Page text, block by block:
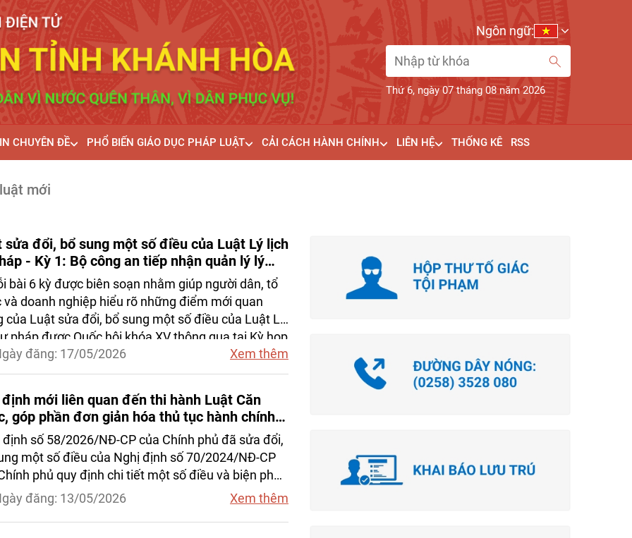
Thứ 6, ngày 07 tháng 08 năm 2026
Ngôn ngữ:
CHUYÊN ĐỀ PHỔ BIẾN GIÁO DỤC PHÁP LUẬT CẢI CÁCH HÀNH CHÍNH LIÊN HỆ THỐNG KÊ RSS
mới
sửa đổi, bổ sung một số điều của Luật Lý lịch
- Kỳ 1: Bộ công an tiếp nhận quản lý lý
pháp
bài 6 kỳ được biên soạn nhằm giúp người dân, tổ
và doanh nghiệp hiểu rõ những điểm mới quan
của Luật sửa đổi, bổ sung một số điều của Luật Lý
pháp được Quốc hội khóa XV thông qua tại Kỳ họp
ngày 05 tháng 12 năm 2025, có hiệu lực thi hành
ngày 01 tháng 7 năm 2026.
đăng: 17/05/2026 Xem thêm
định mới liên quan đến thi hành Luật Căn
góp phần đơn giản hóa thủ tục hành chính
dân
định số 58/2026/NĐ-CP của Chính phủ đã sửa đổi,
một số điều của Nghị định số 70/2024/NĐ-CP
phủ quy định chi tiết một số điều và biện pháp
Luật Căn cước với nhiều điểm mới.
đăng: 13/05/2026 Xem thêm